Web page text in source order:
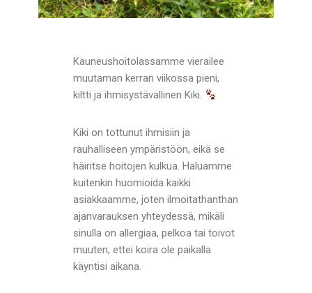
Kauneushoitolassamme vierailee
muutaman kerran viikossa pieni,
kiltti ja ihmisystävällinen Kiki.
Kiki on tottunut ihmisiin ja
rauhalliseen ympäristöön, eikä se
häiritse hoitojen kulkua. Haluamme
kuitenkin huomioida kaikki
asiakkaamme, joten ilmoitathanthan
ajanvarauksen yhteydessä, mikäli
sinulla on allergiaa, pelkoa tai toivot
muuten, ettei koira ole paikalla
käyntisi aikana.